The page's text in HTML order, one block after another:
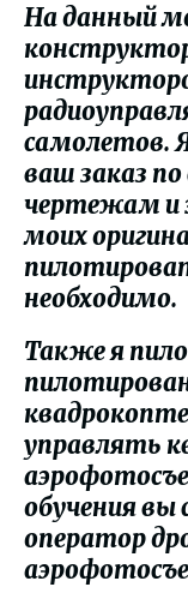
На данный
самолетов.
ваш заказ
чертежам и
моих
необходимо.
Также я
управлять
обучения
оператор